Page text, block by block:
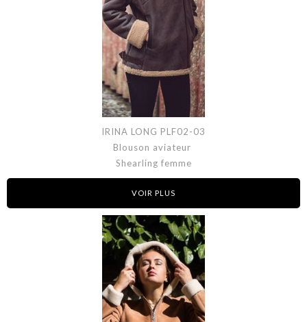
IRINA LONG PLF02-03
Blouson aviateur
Shearling femme
VOIR PLUS